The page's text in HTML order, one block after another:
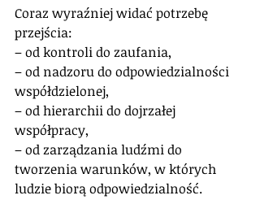
Coraz wyraźniej widać potrzebę
przejścia:
– od kontroli do zaufania,
– od nadzoru do odpowiedzialności
współdzielonej,
– od hierarchii do dojrzałej
współpracy,
– od zarządzania ludźmi do
tworzenia warunków, w których
ludzie biorą odpowiedzialność.